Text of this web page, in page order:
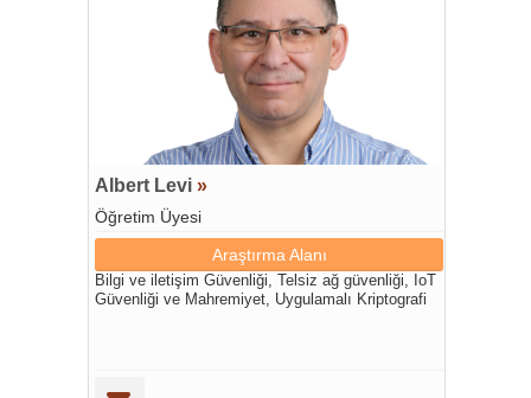
Albert Levi »
Öğretim Üyesi
Araştırma Alanı
Bilgi ve iletişim Güvenliği, Telsiz ağ güvenliği, IoT
Güvenliği ve Mahremiyet, Uygulamalı Kriptografi